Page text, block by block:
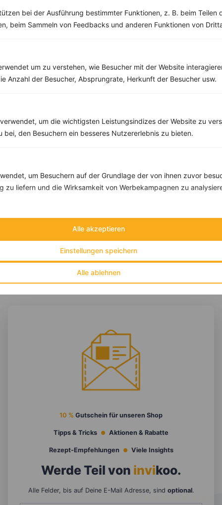
bei der Ausführung bestimmter Funktionen, z. B. beim Teilen
beim Sammeln von Feedbacks und anderen Funktionen von
um zu verstehen, wie Besucher mit der Website
Anzahl der Besucher, Absprungrate, Herkunft der Besucher usw.
um die wichtigsten Leistungsindizes der Website zu
bei, den Besuchern ein besseres Nutzererlebnis zu bieten.
um Besuchern auf der Grundlage der von ihnen zuvor
zu liefern und die Wirksamkeit von Werbekampagnen zu
Alle ablehnen
Einstellungen speichern
Alle akzeptieren
Quinoasalat mit grünem Spargel, Paprika und Sonnenblumenkernen
Eiweiß:
18 g
Rezepte mit 300 bis 400 kcal
Rezepte
Rindfleischsuppe asiatisch mit Sprossen, Mangold und Glasnudeln
10 % Gutschein für unseren Shop
Tipps & Tricks Aktionen & Rabatte
Rezept-Empfehlungen Viele Insights
Werde Teil von invikoo.
Alle Felder, bis auf Deine E-Mail Adresse, sind optional.